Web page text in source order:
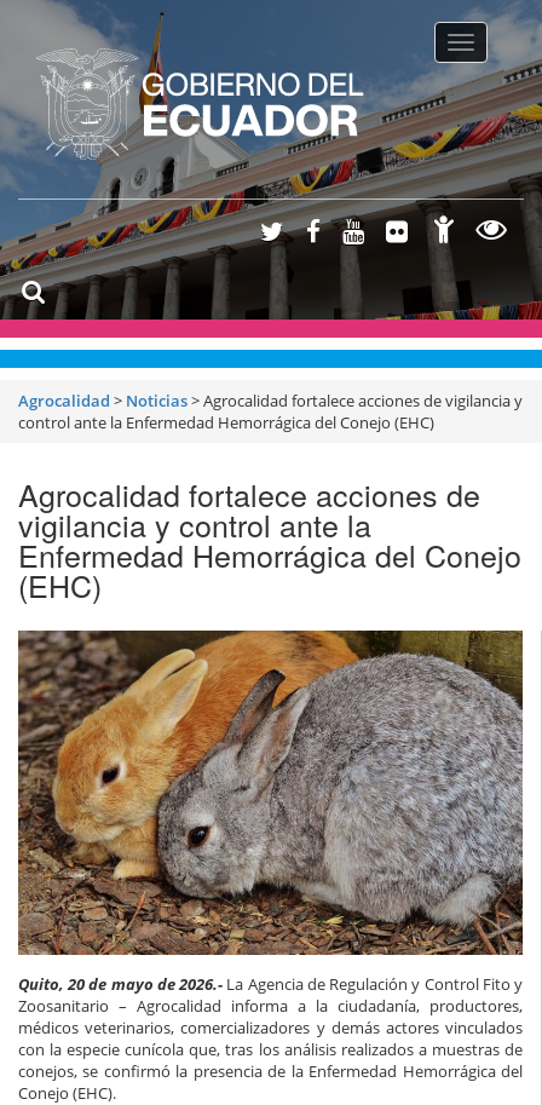
Toggle
Agrocalidad > Noticias>Agrocalidad fortalece acciones de vigilancia y
control ante la Enfermedad Hemorrágica del Conejo (EHC)
Agrocalidad fortalece acciones de
vigilancia y control ante la
Enfermedad Hemorrágica del Conejo
(EHC)
Quito, 20 de mayo de 2026.- La Agencia de Regulación y Control Fito y
Zoosanitario – Agrocalidad informa a la ciudadanía, productores,
médicos veterinarios, comercializadores y demás actores vinculados
con la especie cunícola que, tras los análisis realizados a muestras de
conejos, se confirmó la presencia de la Enfermedad Hemorrágica del
Conejo (EHC).